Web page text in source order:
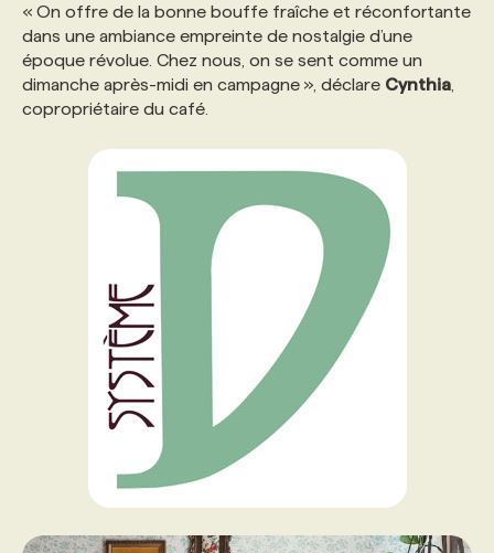
« On offre de la bonne bouffe fraîche et réconfortante
dans une ambiance empreinte de nostalgie d’une
époque révolue. Chez nous, on se sent comme un
dimanche après-midi en campagne », déclare Cynthia
copropriétaire du café.